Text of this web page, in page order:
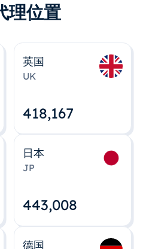
理位置
英国
UK
418,167
日本
JP
443,008
德国